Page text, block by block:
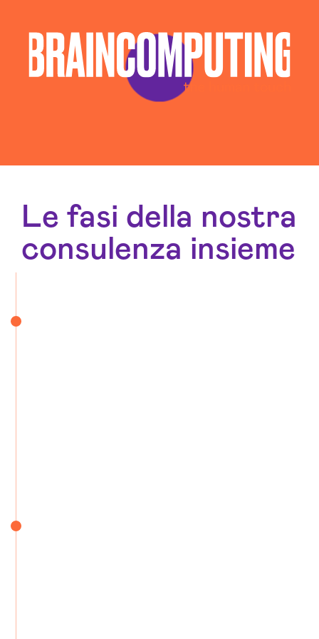
Le fasi della nostra
consulenza insieme